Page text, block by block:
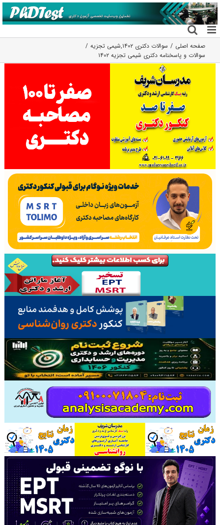
رفتن
به
محتوا
صفحه اصلی سوالات دکتری ۱۴۰۲ ,شیمی تجزیه
سوالات و پاسخنامه دکتری شیمی تجزیه ۱۴۰۲